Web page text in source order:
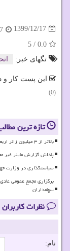
1399/12/17
0.0
/
5
تگهای خبر:
این پست کار
(0)
تازه ترین
بالاتر از ۳ میلیون زائر اربعین از مرزهای زمینی کشور خارج شدند
پاداش گزارش ماینر غیر
سیاستگذاری در وزارت
برگزاری مجمع عمومی
سهامداران
نظرات
نام: